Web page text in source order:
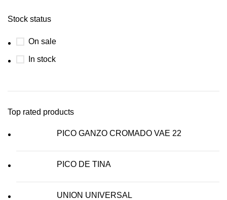
Stock status
On sale
In stock
Top rated products
PICO GANZO CROMADO VAE 22
PICO DE TINA
UNION UNIVERSAL